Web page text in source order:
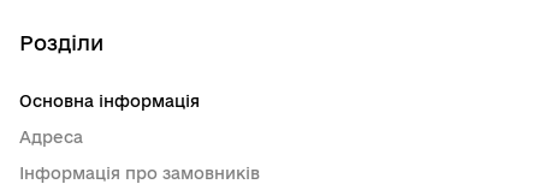
Розділи
Основна інформація
Адреса
Інформація про замовників